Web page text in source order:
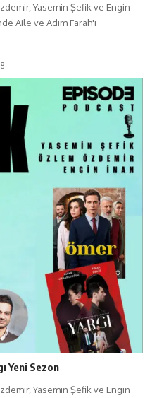
Yasemin Şefik ve Engin
Aile ve Adım Farah'ı
Yeni Sezon
Yasemin Şefik ve Engin